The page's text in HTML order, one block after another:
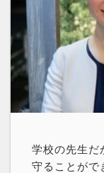
学校の先生だ
守ることがで